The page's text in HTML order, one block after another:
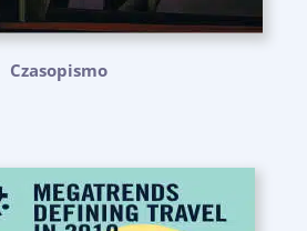
Czasopismo